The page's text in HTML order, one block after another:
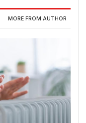
MORE FROM AUTHOR